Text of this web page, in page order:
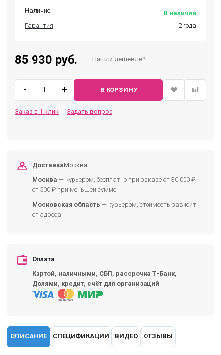
Наличие
В наличии
Гарантия
2 года
85 930 руб. Нашли дешевле?
- + В КОРЗИНУ
Заказ в 1 клик Задать вопрос
ДоставкаМосква
Москва — курьером, бесплатно при заказе от 30 000 ₽,
от 500 ₽ при меньшей сумме
Московская область — курьером, стоимость зависит
от адреса
Оплата
Картой, наличными, СБП, рассрочка Т-Банк,
Долями, кредит, счёт для организаций
ОПИСАНИЕ СПЕЦИФИКАЦИИ ВИДЕО ОТЗЫВЫ